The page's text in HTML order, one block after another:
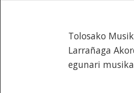
Tolosako
Larrañaga
egunari